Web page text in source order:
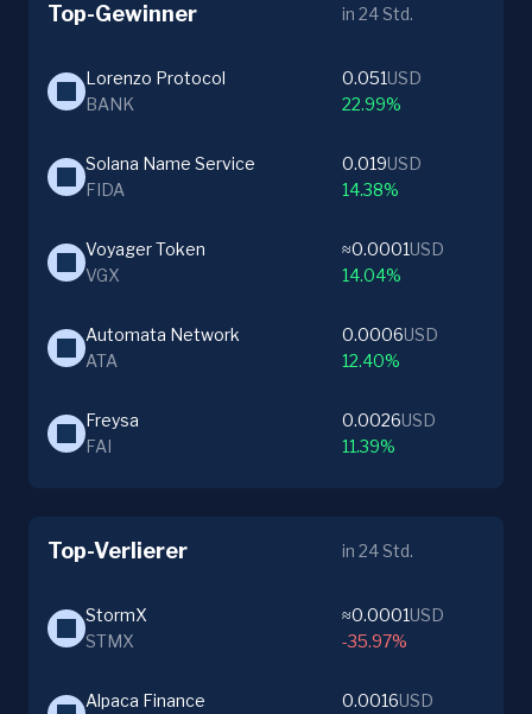
Top-Gewinner in 24 Std.
Lorenzo Protocol
BANK
0.051USD
22.99%
Solana Name Service
FIDA
0.019USD
14.38%
Voyager Token
VGX
≈0.0001USD
14.04%
Automata Network
ATA
0.0006USD
12.40%
Freysa
FAI
0.0026USD
11.39%
Top-Verlierer in 24 Std.
StormX
STMX
≈0.0001USD
-35.97%
Alpaca Finance
0.0016USD